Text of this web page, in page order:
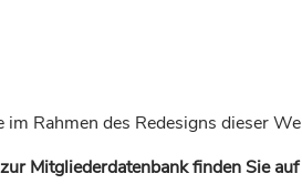
Rahmen des Redesigns dieser
Mitgliederdatenbank finden Sie auf